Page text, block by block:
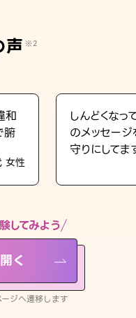
声 ※2
和
腑
女性
しんどくなっ
のメッセー
守りにしてま
してみよう
く
ジへ遷移します